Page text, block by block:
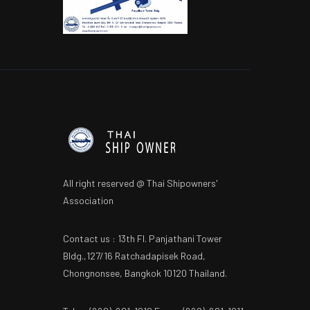
All right reserved @ Thai Shipowners'
Association
Contact us : 13th Fl. Panjathani Tower
Bldg.,127/16 Ratchadapisek Road,
Chongnonsee, Bangkok 10120 Thailand.